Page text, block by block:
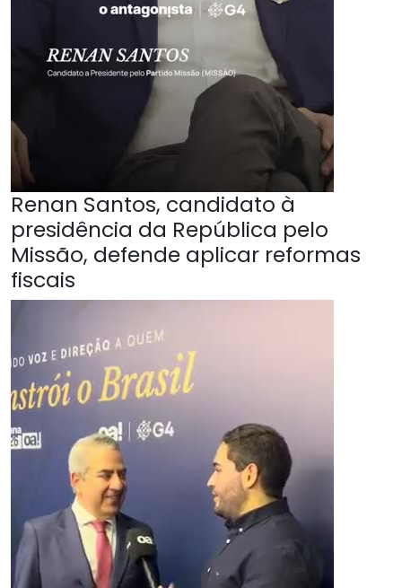
Renan Santos, candidato à
presidência da República pelo
Missão, defende aplicar reformas
fiscais